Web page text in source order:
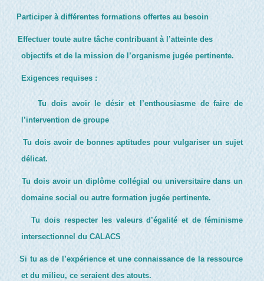
Participer à différentes formations offertes au besoin
Effectuer toute autre tâche contribuant à l’atteinte des
objectifs et de la mission de l’organisme jugée pertinente.
Exigences requises :
Tu dois avoir le désir et l’enthousiasme de faire de
l’intervention de groupe
Tu dois avoir de bonnes aptitudes pour vulgariser un sujet
délicat.
Tu dois avoir un diplôme collégial ou universitaire dans un
domaine social ou autre formation jugée pertinente.
Tu dois respecter les valeurs d’égalité et de féminisme
intersectionnel du CALACS
Si tu as de l’expérience et une connaissance de la ressource
et du milieu, ce seraient des atouts.